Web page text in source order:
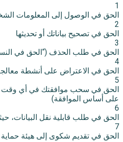
1
الحق في الوصول إلى المعلومات
2
الحق في تصحيح بياناتك أو تحديثها
3
الحق في طلب الحذف (“الحق في
4
الحق في الاعتراض على أنشطة معالجة
5
الحق في سحب موافقتك في أي وقت
على أساس الموافقة)
6
الحق في طلب قابلية نقل البيانات،
7
الحق في تقديم شكوى إلى هيئة حماية